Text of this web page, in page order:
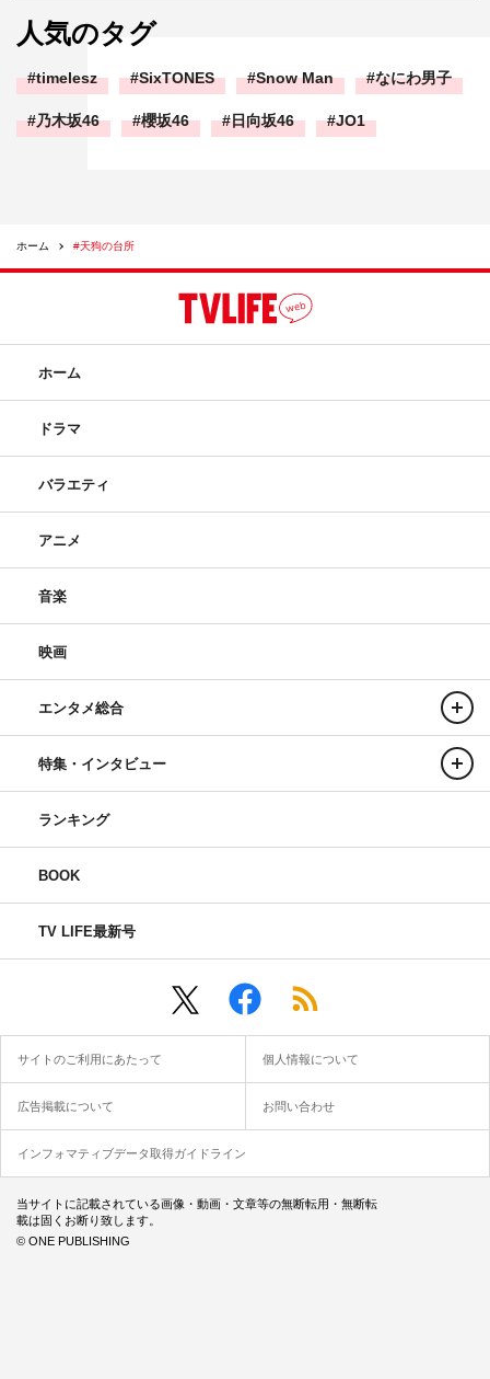
人気のタグ
timelesz SixTONES Snow Man なにわ男子
乃木坂46 櫻坂46 日向坂46 JO1
ホーム #天狗の台所
ホーム
ドラマ
バラエティ
アニメ
音楽
映画
エンタメ総合
特集・インタビュー
ランキング
BOOK
TV LIFE最新号
サイトのご利用にあたって 個人情報について
広告掲載について お問い合わせ
インフォマティブデータ取得ガイドライン
当サイトに記載されている画像・動画・文章等の無断転用・無断転
載は固くお断り致します。
© ONE PUBLISHING